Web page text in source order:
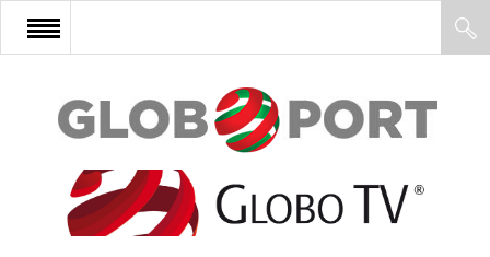
FŐOLDAL
AFRIKA